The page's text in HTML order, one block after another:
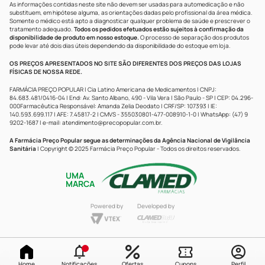
As informações contidas neste site não devem ser usadas para automedicação e não
substituem, em hipótese alguma, as orientações dadas pelo profissional da área médica.
Somente o médico está apto a diagnosticar qualquer problema de saúde e prescrever o
tratamento adequado. Todos os pedidos efetuados estão sujeitos à confirmação da
disponibilidade de produto em nosso estoque.O processo de separação dos produtos
pode levar até dois dias úteis dependendo da disponibilidade do estoque em loja.
OS PREÇOS APRESENTADOS NO SITE SÃO DIFERENTES DOS PREÇOS DAS LOJAS
FÍSICAS DE NOSSA REDE.
FARMÁCIA PREÇO POPULAR | Cia Latino Americana de Medicamentos | CNPJ:
84.683.481/0416-04 | End: Av. Santo Albano, 490 - Vila Vera | São Paulo - SP | CEP: 04.296-
000Farmacêutica Responsável: Amanda Zelia Deodato | CRF/SP: 107393 | IE:
140.593.699.117 | AFE: 7.45817-2 | CMVS - 355030801-477-008910-1-0 | WhatsApp: (47) 9
9202-1687 | e-mail: atendimento@precopopular.com.br.
A Farmácia Preço Popular segue as determinações da Agência Nacional de Vigilância
Sanitária | Copyright © 2025 Farmácia Preço Popular - Todos os direitos reservados.
UMA
MARCA
Powered by Developed by